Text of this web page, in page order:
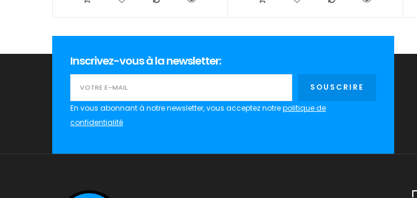
Inscrivez-vous à la newsletter:
SOUSCRIRE
En vous abonnant à notre newsletter, vous acceptez notrepolitique de
confidentialité